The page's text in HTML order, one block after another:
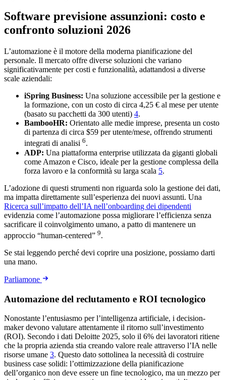
Software previsione assunzioni: costo e
confronto soluzioni 2026
L’automazione è il motore della moderna pianificazione del
personale. Il mercato offre diverse soluzioni che variano
significativamente per costi e funzionalità, adattandosi a diverse
scale aziendali:
iSpring Business: Una soluzione accessibile per la gestione e
la formazione, con un costo di circa 4,25 € al mese per utente
(basato su pacchetti da 300 utenti) 4.
BambooHR: Orientato alle medie imprese, presenta un costo
di partenza di circa $59 per utente/mese, offrendo strumenti
integrati di analisi 6.
ADP: Una piattaforma enterprise utilizzata da giganti globali
come Amazon e Cisco, ideale per la gestione complessa della
forza lavoro e la conformità su larga scala 5.
L’adozione di questi strumenti non riguarda solo la gestione dei dati,
ma impatta direttamente sull’esperienza dei nuovi assunti. Una
Ricerca sull’impatto dell’IA nell’onboarding dei dipendenti
evidenzia come l’automazione possa migliorare l’efficienza senza
sacrificare il coinvolgimento umano, a patto di mantenere un
approccio “human-centered” 9.
Se stai leggendo perché devi coprire una posizione, possiamo darti
una mano.
Parliamone
Automazione del reclutamento e ROI tecnologico
Nonostante l’entusiasmo per l’intelligenza artificiale, i decision-
maker devono valutare attentamente il ritorno sull’investimento
(ROI). Secondo i dati Deloitte 2025, solo il 6% dei lavoratori ritiene
che la propria azienda stia creando valore reale attraverso l’IA nelle
risorse umane 3. Questo dato sottolinea la necessità di costruire
business case solidi: l’ottimizzazione della pianificazione
dell’organico non deve essere un fine tecnologico, ma un mezzo per